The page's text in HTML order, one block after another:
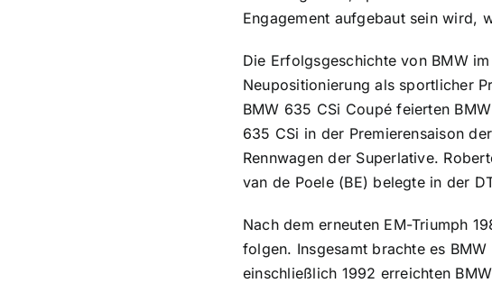
Engagement aufgebaut sein wird,
Die Erfolgsgeschichte von BMW
Neupositionierung als sportlicher
BMW 635 CSi Coupé feierten
635 CSi in der Premierensaison
Rennwagen der Superlative.
van de Poele (BE) belegte in der
Nach dem erneuten EM-Triumph
folgen. Insgesamt brachte es
einschließlich 1992 erreichten